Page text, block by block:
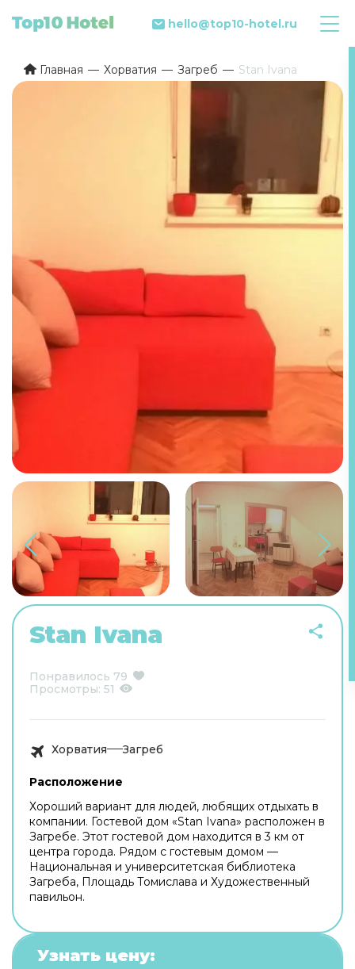
hello@top10-hotel.ru
Главная Хорватия Загреб Stan Ivana
Stan Ivana
Понравилось 79
Просмотры: 51
Хорватия Загреб
Расположение
Хороший вариант для людей, любящих отдыхать в
компании. Гостевой дом «Stan Ivana» расположен в
Загребе. Этот гостевой дом находится в 3 км от
центра города. Рядом с гостевым домом —
Национальная и университетская библиотека
Загреба, Площадь Томислава и Художественный
павильон.
Узнать цену: